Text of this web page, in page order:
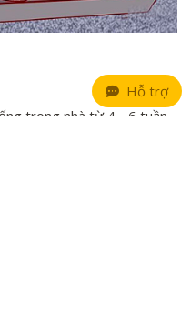
trong nhà từ 4 - 6 tuần
Hỗ trợ